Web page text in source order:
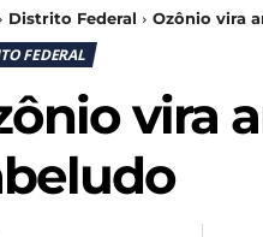
Distrito Federal Ozônio vira
FEDERAL
vira